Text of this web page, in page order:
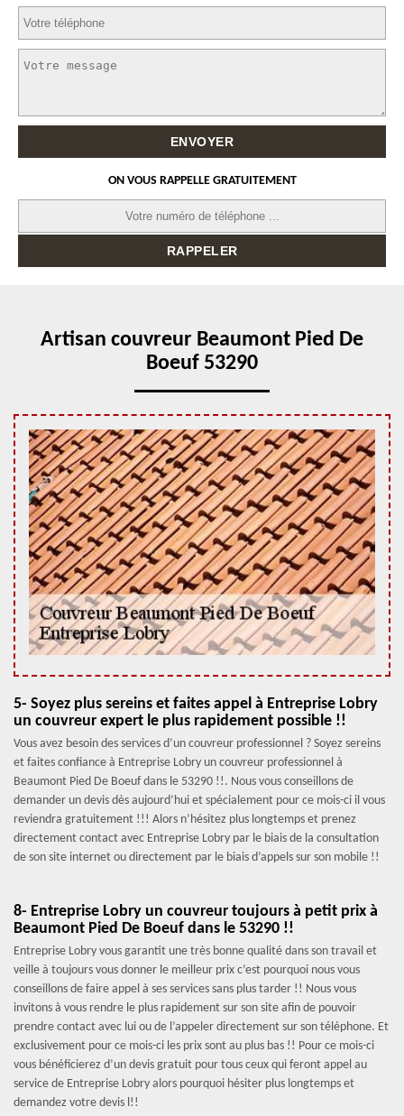
ON VOUS RAPPELLE GRATUITEMENT
Artisan couvreur Beaumont Pied De
Boeuf 53290
5- Soyez plus sereins et faites appel à Entreprise Lobry
un couvreur expert le plus rapidement possible !!
Vous avez besoin des services d’un couvreur professionnel ? Soyez sereins
et faites confiance à Entreprise Lobry un couvreur professionnel à
Beaumont Pied De Boeuf dans le 53290 !!. Nous vous conseillons de
demander un devis dès aujourd’hui et spécialement pour ce mois-ci il vous
reviendra gratuitement !!! Alors n’hésitez plus longtemps et prenez
directement contact avec Entreprise Lobry par le biais de la consultation
de son site internet ou directement par le biais d’appels sur son mobile !!
8- Entreprise Lobry un couvreur toujours à petit prix à
Beaumont Pied De Boeuf dans le 53290 !!
Entreprise Lobry vous garantit une très bonne qualité dans son travail et
veille à toujours vous donner le meilleur prix c’est pourquoi nous vous
conseillons de faire appel à ses services sans plus tarder !! Nous vous
invitons à vous rendre le plus rapidement sur son site afin de pouvoir
prendre contact avec lui ou de l’appeler directement sur son téléphone. Et
exclusivement pour ce mois-ci les prix sont au plus bas !! Pour ce mois-ci
vous bénéficierez d’un devis gratuit pour tous ceux qui feront appel au
service de Entreprise Lobry alors pourquoi hésiter plus longtemps et
demandez votre devis l!!